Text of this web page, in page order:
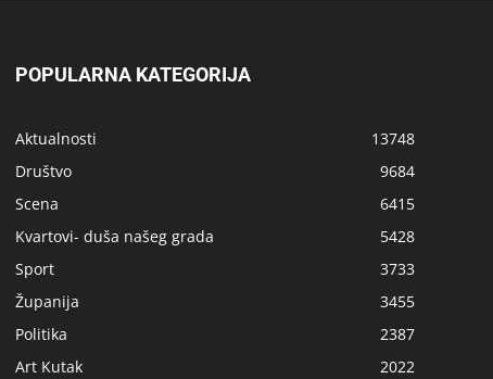
POPULARNA KATEGORIJA
Aktualnosti
13748
Društvo
9684
Scena
6415
Kvartovi- duša našeg grada
5428
Sport
3733
Županija
3455
Politika
2387
Art Kutak
2022